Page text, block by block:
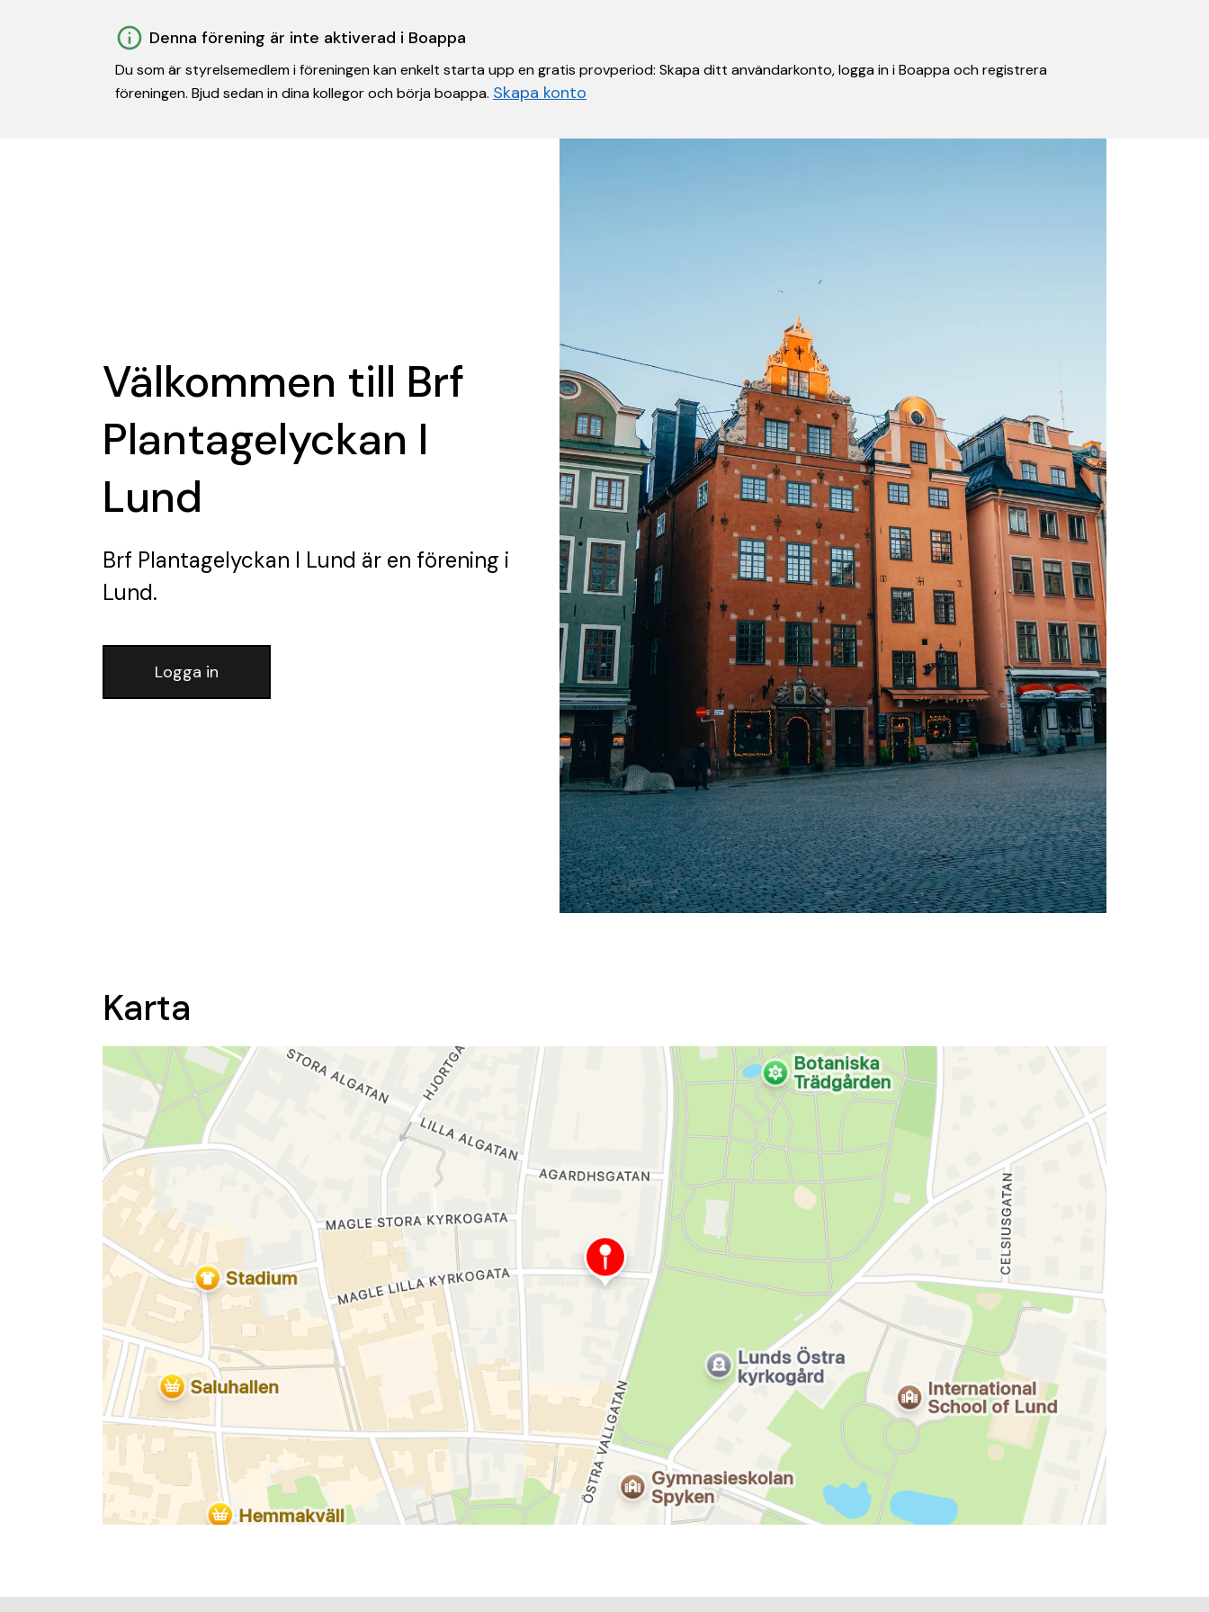
Denna förening är inte aktiverad i Boappa
Du som är styrelsemedlem i föreningen kan enkelt starta upp en gratis provperiod: Skapa ditt användarkonto, logga in i Boappa och registrera
föreningen. Bjud sedan in dina kollegor och börja boappa. Skapa konto
Välkommen till Brf
Plantagelyckan I
Lund
Brf Plantagelyckan I Lund är en förening i
Lund.
Logga in
Karta